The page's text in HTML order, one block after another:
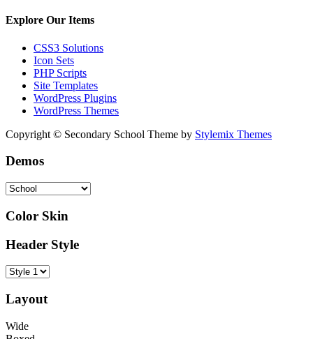
Explore Our Items
CSS3 Solutions
Icon Sets
PHP Scripts
Site Templates
WordPress Plugins
WordPress Themes
Copyright © Secondary School Theme by Stylemix Themes
Demos
Color Skin
Header Style
Layout
Wide